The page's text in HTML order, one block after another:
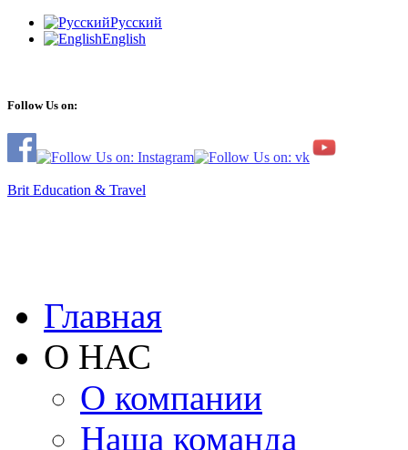
Русский
English
Follow Us on:
Brit Education & Travel
Главная
О НАС
О компании
Наша команда